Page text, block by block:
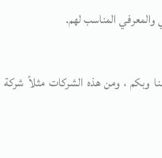
والمعرفي المناسب لهم.
وبكم ، ومن هذه الشركات مثلاً شركة